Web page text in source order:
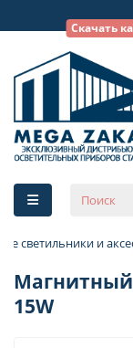
Скачать
светильники и
15W